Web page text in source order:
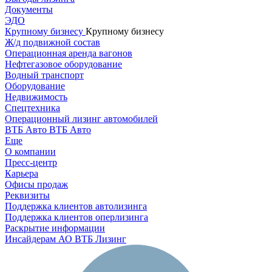
Документы
ЭДО
Крупному бизнесу Крупному бизнесу
Ж/д подвижной состав
Операционная аренда вагонов
Нефтегазовое оборудование
Водный транспорт
Оборудование
Недвижимость
Спецтехника
Операционный лизинг автомобилей
ВТБ Авто ВТБ Авто
Еще
О компании
Пресс-центр
Карьера
Офисы продаж
Реквизиты
Поддержка клиентов автолизинга
Поддержка клиентов оперлизинга
Раскрытие информации
Инсайдерам АО ВТБ Лизинг